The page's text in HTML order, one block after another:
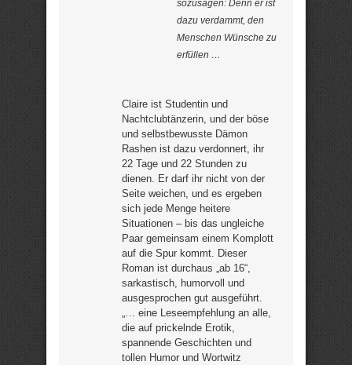
sozusagen: Denn er ist
dazu verdammt, den
Menschen Wünsche zu
erfüllen …
Claire ist Studentin und
Nachtclubtänzerin, und der böse
und selbstbewusste Dämon
Rashen ist dazu verdonnert, ihr
22 Tage und 22 Stunden zu
dienen. Er darf ihr nicht von der
Seite weichen, und es ergeben
sich jede Menge heitere
Situationen – bis das ungleiche
Paar gemeinsam einem Komplott
auf die Spur kommt. Dieser
Roman ist durchaus „ab 16“,
sarkastisch, humorvoll und
ausgesprochen gut ausgeführt.
„… eine Leseempfehlung an alle,
die auf prickelnde Erotik,
spannende Geschichten und
tollen Humor und Wortwitz